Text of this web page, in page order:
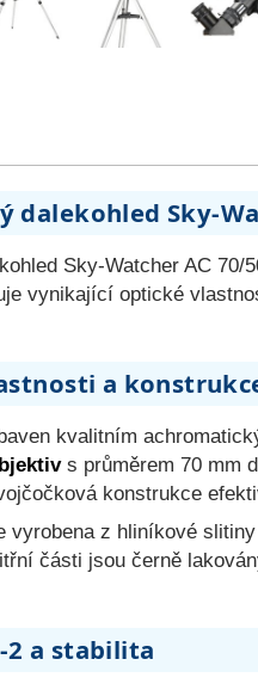
dalekohled Sky-
Sky-Watcher AC
vynikající optické
a
kvalitním
s průměrem 70 mm
konstrukce
vyrobena z hliníkové
části jsou černě
2 a stabilita